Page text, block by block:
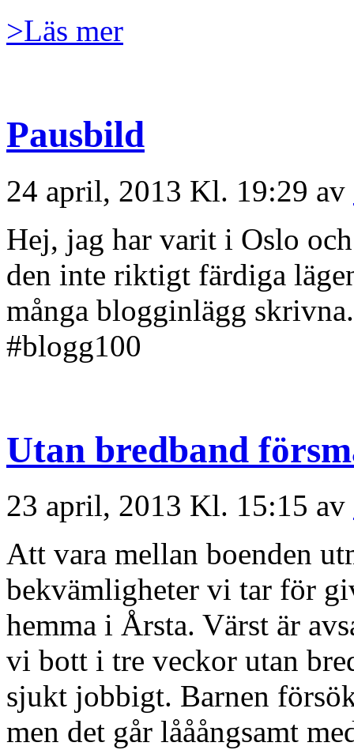
>Läs mer
Pausbild
24 april, 2013 Kl. 19:29 av
Hej, jag har varit i Oslo
den inte riktigt färdiga
många blogginlägg
#blogg100
Utan bredband
23 april, 2013 Kl. 15:15 av
Att vara mellan boenden
bekvämligheter vi tar för
hemma i Årsta. Värst är
vi bott i tre veckor utan
sjukt jobbigt. Barnen
men det går lååångsamt